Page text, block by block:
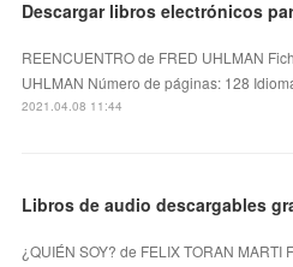
REENCUENTRO de FRED UHLMAN
UHLMAN Número de páginas: 128
2021.04.08 11:44
Libros de audio descargables
¿QUIÉN SOY? de FELIX TORAN MARTI